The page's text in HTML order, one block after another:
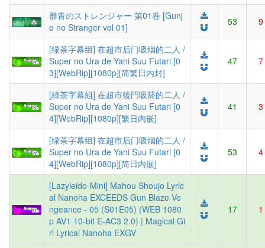
群青のストレンジャー 第01巻 [Gunj
o no Stranger vol 01]
53 9
[绿茶字幕组] 在超市后门吸烟的二人 /
Super no Ura de Yani Suu Futari [0
3][WebRip][1080p][简繁日内封]
47 7
[綠茶字幕組] 在超市後門吸菸的二人 /
Super no Ura de Yani Suu Futari [0
4][WebRip][1080p][繁日內嵌]
41 3
[绿茶字幕组] 在超市后门吸烟的二人 /
Super no Ura de Yani Suu Futari [0
4][WebRip][1080p][简日内嵌]
53 4
[Lazyleido-Mini] Mahou Shoujo Lyric
al Nanoha EXCEEDS Gun Blaze Ve
ngeance - 05 (S01E05) (WEB 1080
p AV1 10-bit E-AC3 2.0) | Magical Gi
rl Lyrical Nanoha EXGV
17 1